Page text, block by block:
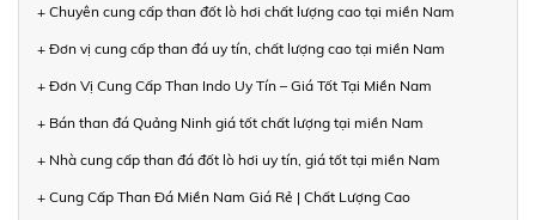
+ Chuyên cung cấp than đốt lò hơi chất lượng cao tại miền Nam
+ Đơn vị cung cấp than đá uy tín, chất lượng cao tại miền Nam
+ Đơn Vị Cung Cấp Than Indo Uy Tín – Giá Tốt Tại Miền Nam
+ Bán than đá Quảng Ninh giá tốt chất lượng tại miền Nam
+ Nhà cung cấp than đá đốt lò hơi uy tín, giá tốt tại miền Nam
+ Cung Cấp Than Đá Miền Nam Giá Rẻ | Chất Lượng Cao